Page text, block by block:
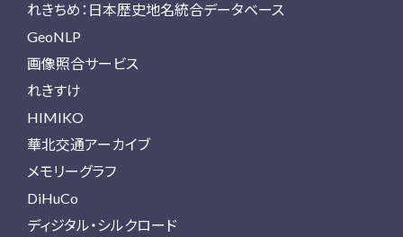
れきちめ：日本歴史地名統合データベース
GeoNLP
画像照合サービス
れきすけ
HIMIKO
華北交通アーカイブ
メモリーグラフ
DiHuCo
ディジタル・シルクロード